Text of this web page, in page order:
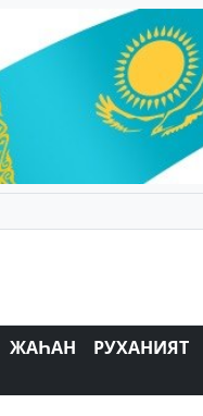
ЖАҺАН РУХАНИЯТ